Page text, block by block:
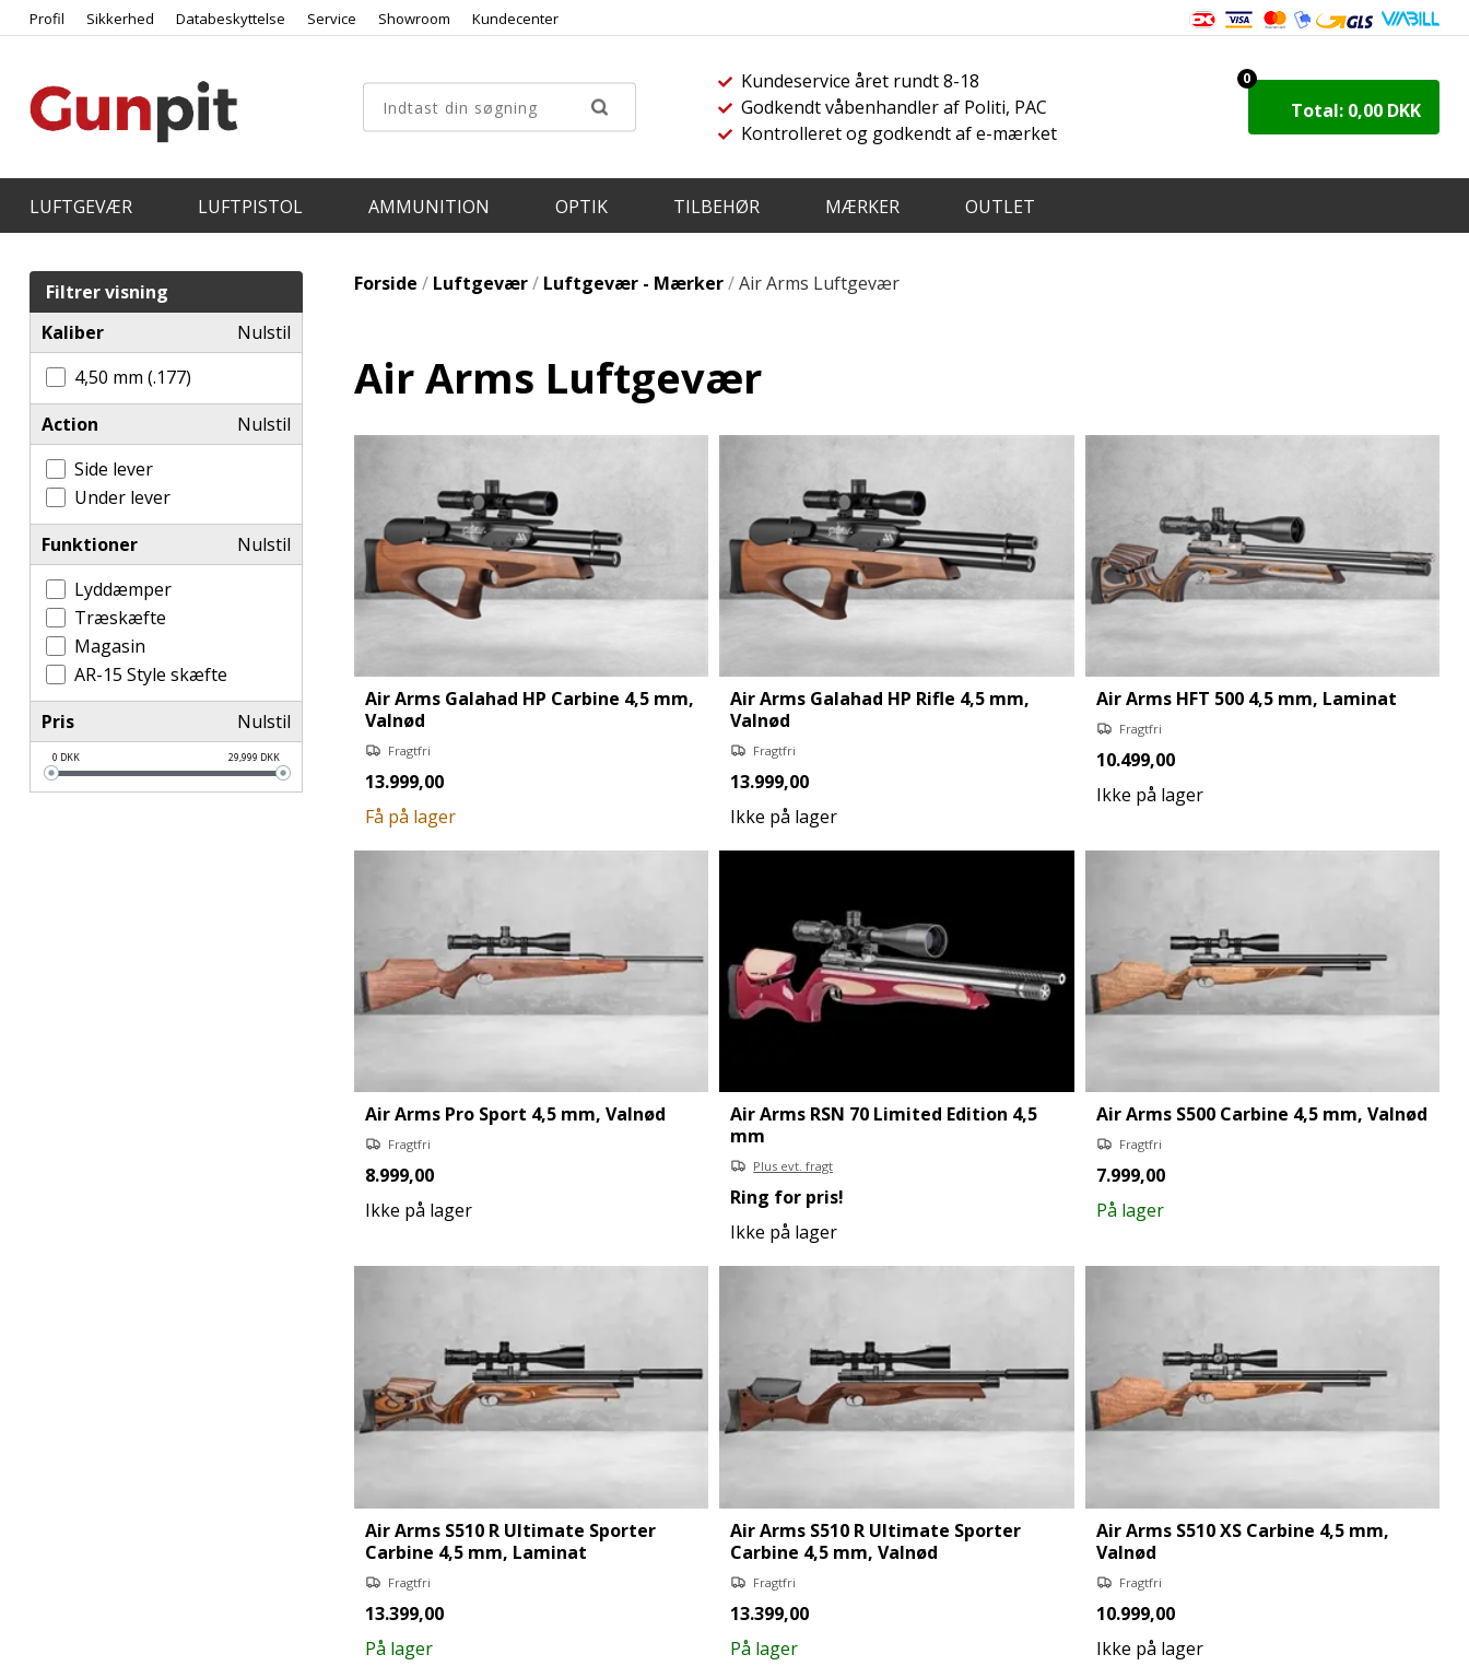
Profil Sikkerhed Databeskyttelse Service Showroom Kundecenter
Total: 0,00 DKK
0
Kundeservice året rundt 8-18
Godkendt våbenhandler af Politi, PAC
Kontrolleret og godkendt af e-mærket
LUFTGEVÆR LUFTPISTOL AMMUNITION OPTIK TILBEHØR MÆRKER OUTLET
Filtrer visning
Kaliber
Nulstil
4,50 mm (.177)
Action
Nulstil
Side lever
Under lever
Funktioner
Nulstil
Lyddæmper
Træskæfte
Magasin
AR-15 Style skæfte
Pris
Nulstil
0 DKK 29,999 DKK
Forside / Luftgevær/ Luftgevær - Mærker/Air Arms Luftgevær
Air Arms Luftgevær
Air Arms Galahad HP Carbine 4,5 mm,
Valnød
Fragtfri
13.999,00
Få på lager
Air Arms Galahad HP Rifle 4,5 mm,
Valnød
Fragtfri
13.999,00
Ikke på lager
Air Arms HFT 500 4,5 mm, Laminat
Fragtfri
10.499,00
Ikke på lager
Air Arms Pro Sport 4,5 mm, Valnød
Fragtfri
8.999,00
Ikke på lager
Air Arms RSN 70 Limited Edition 4,5
mm
Plus evt. fragt
Ring for pris!
Ikke på lager
Air Arms S500 Carbine 4,5 mm, Valnød
Fragtfri
7.999,00
På lager
Air Arms S510 R Ultimate Sporter
Carbine 4,5 mm, Laminat
Fragtfri
13.399,00
På lager
Air Arms S510 R Ultimate Sporter
Carbine 4,5 mm, Valnød
Fragtfri
13.399,00
På lager
Air Arms S510 XS Carbine 4,5 mm,
Valnød
Fragtfri
10.999,00
Ikke på lager